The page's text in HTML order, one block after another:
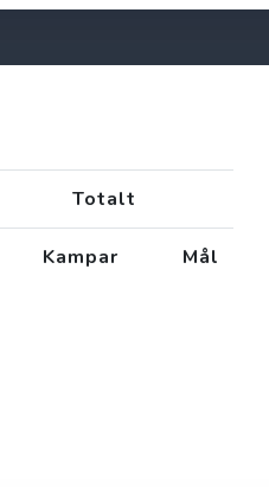
Totalt
Kampar Mål